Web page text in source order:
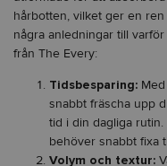
hårbotten, vilket ger en
några anledningar till
från The Every:
Tidsbesparing:
snabbt fräscha upp
tid i din dagliga
behöver snabbt fixa
Volym och textur: